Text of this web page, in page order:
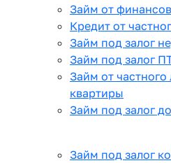
Займ от
Кредит от
Займ под залог
Займ под залог
Займ от частного
квартиры
Займ под залог
Займ под залог